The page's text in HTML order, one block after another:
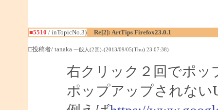
■5510 / inTopicNo.3) Re[2]: ArtTips Firefox23.0.1
□投稿者/ tanaka 一般人(2回)-(2013/09/05(Thu) 23:07:38)
右クリック２回でポッ
ポップアップされな